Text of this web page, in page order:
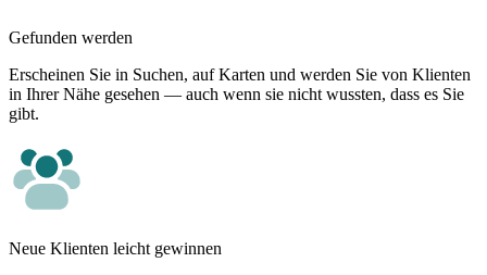
Gefunden werden
Erscheinen Sie in Suchen, auf Karten und werden Sie von Klienten
in Ihrer Nähe gesehen — auch wenn sie nicht wussten, dass es Sie
gibt.
Neue Klienten leicht gewinnen